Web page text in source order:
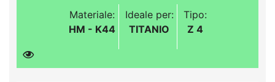
Materiale:
HM - K44
Ideale per:
TITANIO
Tipo:
Z 4